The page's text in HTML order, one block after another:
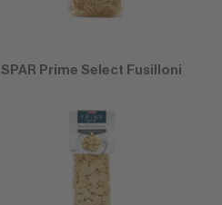
SPAR Prime Select Fusilloni